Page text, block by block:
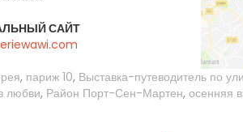
САЙТ
, париж 10, Выставка-путеводитель по
любви, Район Порт-Сен-Мартен, осенняя